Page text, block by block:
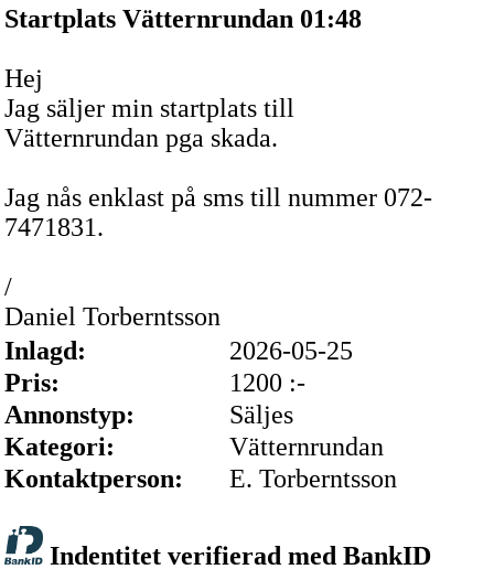
Startplats Vätternrundan 01:48
Hej
Jag säljer min startplats till
Vätternrundan pga skada.
Jag nås enklast på sms till nummer 072-
7471831.
/
Daniel Torberntsson
Inlagd:
2026-05-25
Pris:
1200 :-
Annonstyp:
Säljes
Kategori:
Vätternrundan
Kontaktperson:
E. Torberntsson
Indentitet verifierad med BankID